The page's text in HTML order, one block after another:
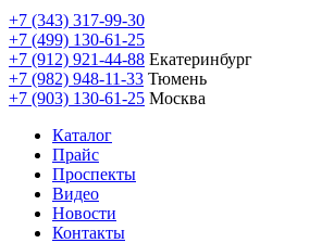
+7 (343) 317-99-30
+7 (499) 130-61-25
+7 (912) 921-44-88 Екатеринбург
+7 (982) 948-11-33 Тюмень
+7 (903) 130-61-25 Москва
Каталог
Прайс
Проспекты
Видео
Новости
Контакты